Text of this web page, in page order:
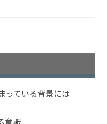
っている背景には